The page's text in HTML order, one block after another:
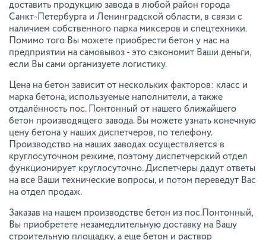
доставить продукцию завода в любой район города
Санкт-Петербурга и Ленинградской области, в связи с
наличием собственного парка миксеров и спецтехники.
Помимо того Вы можете приобрести бетон у нас на
предприятии на самовывоз - это сэкономит Ваши деньги,
если Вы сами организуете логистику.
Цена на бетон зависит от нескольких факторов: класс и
марка бетона, используемые наполнители, а также
отдалённость пос. Понтонный от нашего ближайшего
бетон производящего завода. Вы можете узнать конечную
цену бетона у наших диспетчеров, по телефону.
Производство на наших заводах осуществляется в
круглосуточном режиме, поэтому диспетчерский отдел
функционирует круглосуточно. Диспетчеры дадут ответы
на все Ваши технические вопросы, и потом переведут Вас
на отдел продаж.
Заказав на нашем производстве бетон из пос.Понтонный,
Вы приобретете незамедлительную доставку на Вашу
строительную площадку, а еще бетон и раствор